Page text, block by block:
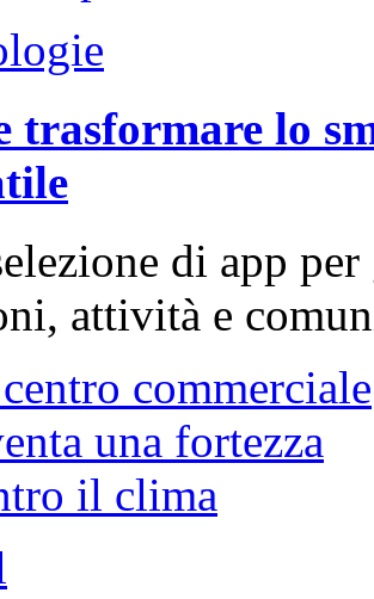
trasformare lo
di app
attività e